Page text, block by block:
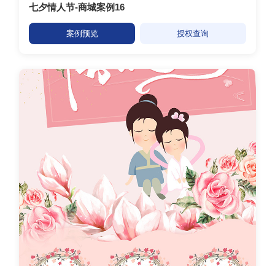
七夕情人节-商城案例16
案例预览 授权查询